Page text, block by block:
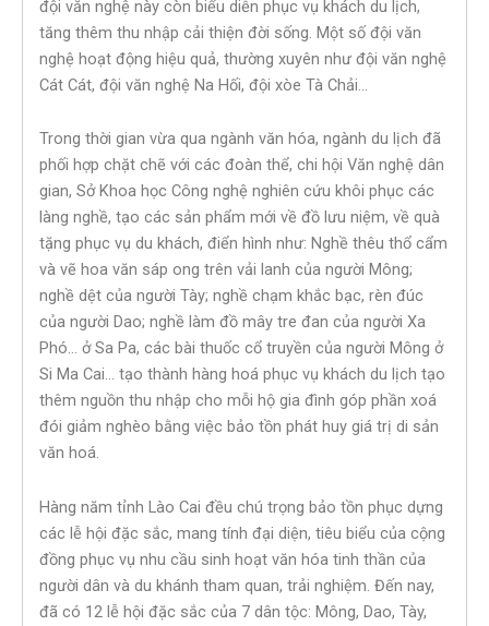
đội văn nghệ này còn biểu diễn phục vụ khách du lịch,
tăng thêm thu nhập cải thiện đời sống. Một số đội văn
nghệ hoạt động hiệu quả, thường xuyên như đội văn nghệ
Cát Cát, đội văn nghệ Na Hối, đội xòe Tà Chải…
Trong thời gian vừa qua ngành văn hóa, ngành du lịch đã
phối hợp chặt chẽ với các đoàn thể, chi hội Văn nghệ dân
gian, Sở Khoa học Công nghệ nghiên cứu khôi phục các
làng nghề, tạo các sản phẩm mới về đồ lưu niệm, về quà
tặng phục vụ du khách, điển hình như: Nghề thêu thổ cẩm
và vẽ hoa văn sáp ong trên vải lanh của người Mông;
nghề dệt của người Tày; nghề chạm khắc bạc, rèn đúc
của người Dao; nghề làm đồ mây tre đan của người Xa
Phó… ở Sa Pa, các bài thuốc cổ truyền của người Mông ở
Si Ma Cai… tạo thành hàng hoá phục vụ khách du lịch tạo
thêm nguồn thu nhập cho mỗi hộ gia đình góp phần xoá
đói giảm nghèo bằng việc bảo tồn phát huy giá trị di sản
văn hoá.
Hàng năm tỉnh Lào Cai đều chú trọng bảo tồn phục dựng
các lễ hội đặc sắc, mang tính đại diện, tiêu biểu của cộng
đồng phục vụ nhu cầu sinh hoạt văn hóa tinh thần của
người dân và du khánh tham quan, trải nghiệm. Đến nay,
đã có 12 lễ hội đặc sắc của 7 dân tộc: Mông, Dao, Tày,